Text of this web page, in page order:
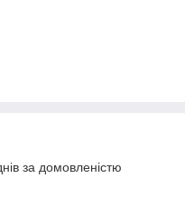
за домовленістю